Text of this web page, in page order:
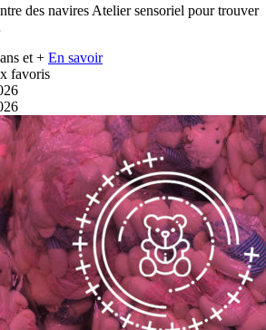
des navires Atelier sensoriel pour trouver
et + En savoir
favoris